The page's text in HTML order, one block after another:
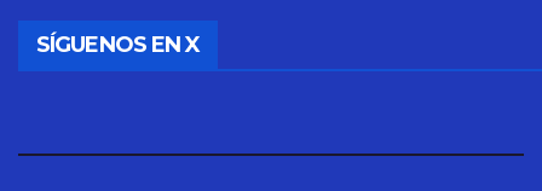
SÍGUENOS EN X